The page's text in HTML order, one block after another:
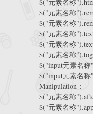
$("元素名称
$("元素名称
$("元素名称
$("元素名称
$("元素名称
$("元素名称
$("input元素名
$("input元素名称
Manipulation：
$("元素名称
$("元素名称